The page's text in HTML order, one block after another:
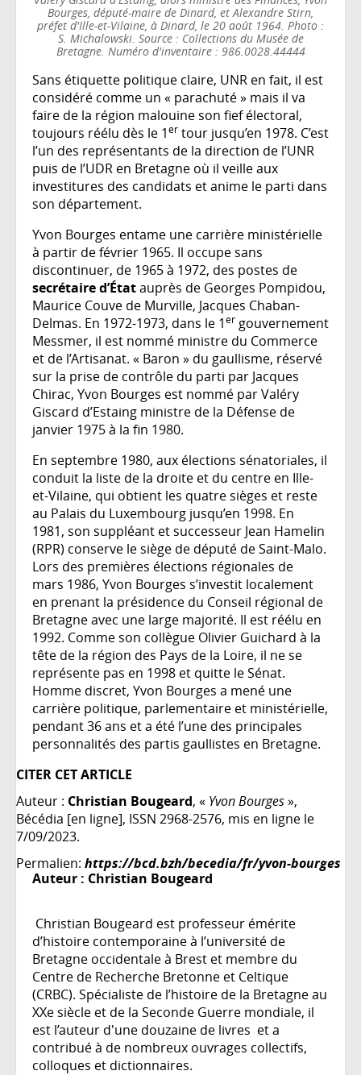
Bourges, député-maire de Dinard, et Alexandre Stirn,
préfet d'Ille-et-Vilaine, à Dinard, le 20 août 1964. Photo :
S. Michalowski. Source : Collections du Musée de
Bretagne. Numéro d'inventaire : 986.0028.44444
Sans étiquette politique claire, UNR en fait, il est
considéré comme un « parachuté » mais il va
faire de la région malouine son fief électoral,
toujours réélu dès le 1er tour jusqu’en 1978. C’est
l’un des représentants de la direction de l’UNR
puis de l’UDR en Bretagne où il veille aux
investitures des candidats et anime le parti dans
son département.
Yvon Bourges entame une carrière ministérielle
à partir de février 1965. Il occupe sans
discontinuer, de 1965 à 1972, des postes de
secrétaire d’Étatauprès de Georges Pompidou,
Maurice Couve de Murville, Jacques Chaban-
Delmas. En 1972-1973, dans le 1er gouvernement
Messmer, il est nommé ministre du Commerce
et de l’Artisanat. « Baron » du gaullisme, réservé
sur la prise de contrôle du parti par Jacques
Chirac, Yvon Bourges est nommé par Valéry
Giscard d’Estaing ministre de la Défense de
janvier 1975 à la fin 1980.
En septembre 1980, aux élections sénatoriales, il
conduit la liste de la droite et du centre en Ille-
et-Vilaine, qui obtient les quatre sièges et reste
au Palais du Luxembourg jusqu’en 1998. En
1981, son suppléant et successeur Jean Hamelin
(RPR) conserve le siège de député de Saint-Malo.
Lors des premières élections régionales de
mars 1986, Yvon Bourges s’investit localement
en prenant la présidence du Conseil régional de
Bretagne avec une large majorité. Il est réélu en
1992. Comme son collègue Olivier Guichard à la
tête de la région des Pays de la Loire, il ne se
représente pas en 1998 et quitte le Sénat.
Homme discret, Yvon Bourges a mené une
carrière politique, parlementaire et ministérielle,
pendant 36 ans et a été l’une des principales
personnalités des partis gaullistes en Bretagne.
CITER CET ARTICLE
Auteur : Christian Bougeard, « Yvon Bourges»,
Bécédia [en ligne], ISSN 2968-2576, mis en ligne le
7/09/2023.
Permalien: https://bcd.bzh/becedia/fr/yvon-bourges
Auteur : Christian Bougeard
Christian Bougeard est professeur émérite
d’histoire contemporaine à l’université de
Bretagne occidentale à Brest et membre du
Centre de Recherche Bretonne et Celtique
(CRBC). Spécialiste de l’histoire de la Bretagne au
XXe siècle et de la Seconde Guerre mondiale, il
est l’auteur d'une douzaine de livres et a
contribué à de nombreux ouvrages collectifs,
colloques et dictionnaires.